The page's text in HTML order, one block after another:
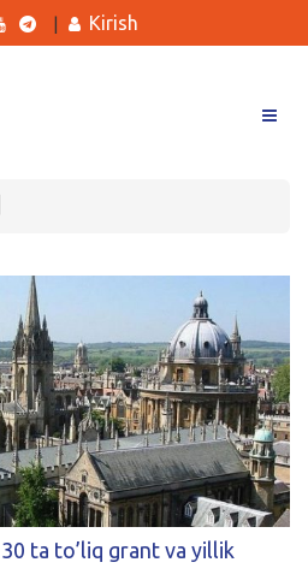
Kirish
ta to’liq grant va yillik